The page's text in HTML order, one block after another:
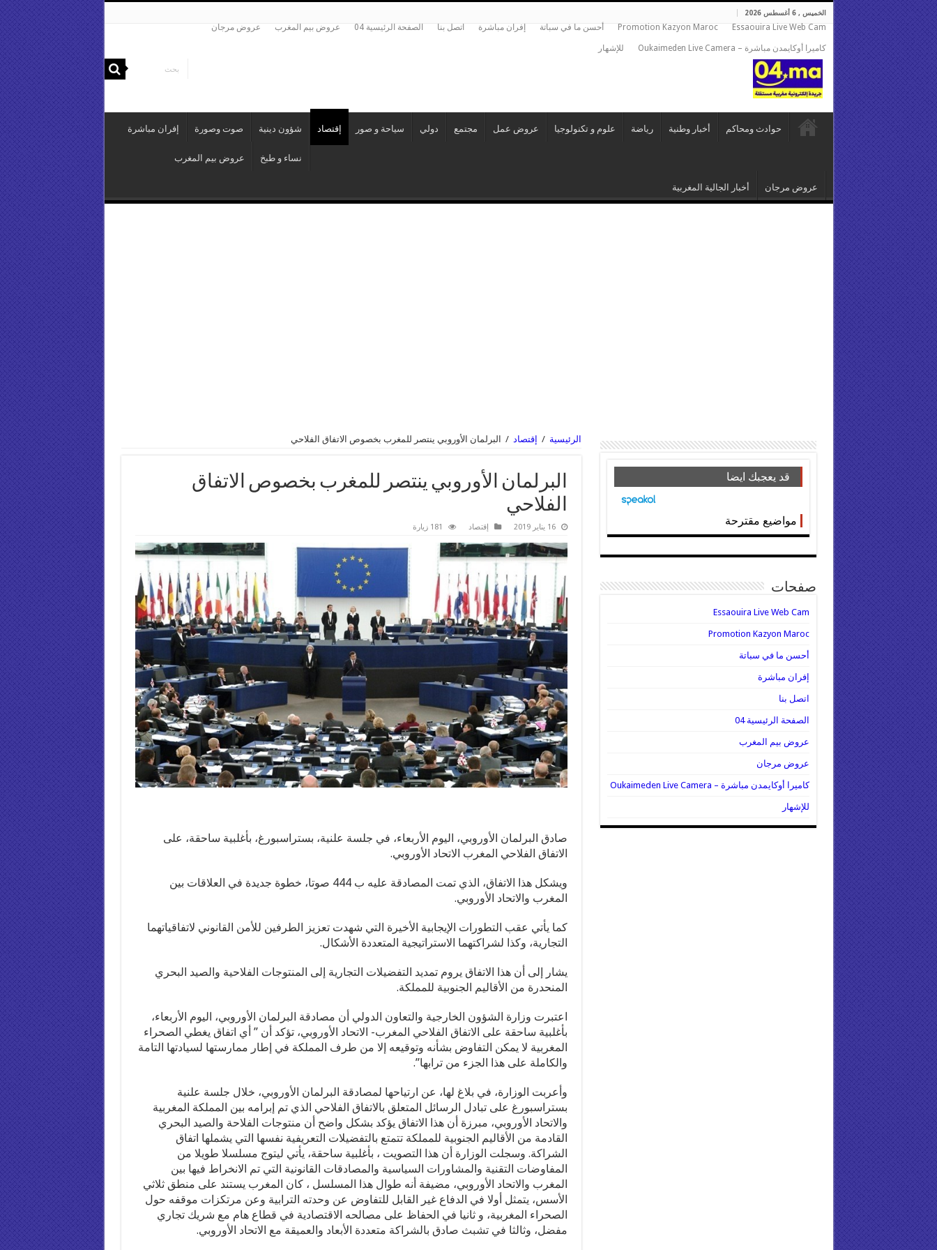
الخميس , 6 أغسطس 2026
Essaouira Live Web Cam
Promotion Kazyon Maroc أحسن ما في سباتة إفران مباشرة اتصل بنا الصفحة الرئيسية 04 عروض بيم المغرب عروض مرجان
كاميرا أوكايمدن مباشرة – Oukaimeden Live Camera للإشهار
حوادث ومحاكم أخبار وطنية رياضة علوم و تكنولوجيا عروض عمل مجتمع دولي سياحة و صور إقتصاد شؤون دينية صوت وصورة إفران مباشرة
نساء و طبخ عروض بيم المغرب
عروض مرجان أخبار الجالية المغربية
الرئيسية / إقتصاد / البرلمان الأوروبي ينتصر للمغرب بخصوص الاتفاق الفلاحي
البرلمان الأوروبي ينتصر للمغرب بخصوص الاتفاق
الفلاحي
16 يناير 2019 إقتصاد 181 زيارة
صادق البرلمان الأوروبي، اليوم الأربعاء، في جلسة علنية، بستراسبورغ، بأغلبية ساحقة، على
الاتفاق الفلاحي المغرب الاتحاد الأوروبي.
ويشكل هذا الاتفاق، الذي تمت المصادقة عليه ب 444 صوتا، خطوة جديدة في العلاقات بين
المغرب والاتحاد الأوروبي.
كما يأتي عقب التطورات الإيجابية الأخيرة التي شهدت تعزيز الطرفين للأمن القانوني لاتفاقياتهما
التجارية، وكذا لشراكتهما الاستراتيجية المتعددة الأشكال.
يشار إلى أن هذا الاتفاق يروم تمديد التفضيلات التجارية إلى المنتوجات الفلاحية والصيد البحري
المنحدرة من الأقاليم الجنوبية للمملكة.
اعتبرت وزارة الشؤون الخارجية والتعاون الدولي أن مصادقة البرلمان الأوروبي، اليوم الأربعاء،
بأغلبية ساحقة على الاتفاق الفلاحي المغرب- الاتحاد الأوروبي، تؤكد أن ” أي اتفاق يغطي الصحراء
المغربية لا يمكن التفاوض بشأنه وتوقيعه إلا من طرف المملكة في إطار ممارستها لسيادتها التامة
والكاملة على هذا الجزء من ترابها”.
وأعربت الوزارة، في بلاغ لها، عن ارتياحها لمصادقة البرلمان الأوروبي، خلال جلسة علنية
بستراسبورغ على تبادل الرسائل المتعلق بالاتفاق الفلاحي الذي تم إبرامه بين المملكة المغربية
والاتحاد الأوروبي، مبرزة أن هذا الاتفاق يؤكد بشكل واضح أن منتوجات الفلاحة والصيد البحري
القادمة من الأقاليم الجنوبية للمملكة تتمتع بالتفضيلات التعريفية نفسها التي يشملها اتفاق
الشراكة. وسجلت الوزارة أن هذا التصويت ، بأغلبية ساحقة، يأتي ليتوج مسلسلا طويلا من
المفاوضات التقنية والمشاورات السياسية والمصادقات القانونية التي تم الانخراط فيها بين
المغرب والاتحاد الأوروبي، مضيفة أنه طوال هذا المسلسل ، كان المغرب يستند على منطق ثلاثي
الأسس، يتمثل أولا في الدفاع غير القابل للتفاوض عن وحدته الترابية وعن مرتكزات موقفه حول
الصحراء المغربية، و ثانيا في الحفاظ على مصالحه الاقتصادية في قطاع هام مع شريك تجاري
مفضل، وثالثا في تشبث صادق بالشراكة متعددة الأبعاد والعميقة مع الاتحاد الأوروبي.
قد يعجبك ايضا
مواضيع مقترحة
صفحات
Essaouira Live Web Cam
Promotion Kazyon Maroc
أحسن ما في سباتة
إفران مباشرة
اتصل بنا
الصفحة الرئيسية 04
عروض بيم المغرب
عروض مرجان
كاميرا أوكايمدن مباشرة – Oukaimeden Live Camera
للإشهار